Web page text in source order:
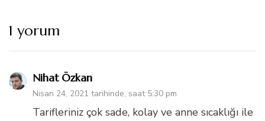
1 yorum
Nihat Özkan
Nisan 24, 2021 tarihinde, saat 5:30 pm
Tarifleriniz çok sade, kolay ve anne sıcaklığı ile